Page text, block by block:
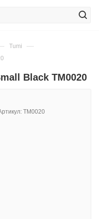
Tumi —
Black TM0020
TM0020